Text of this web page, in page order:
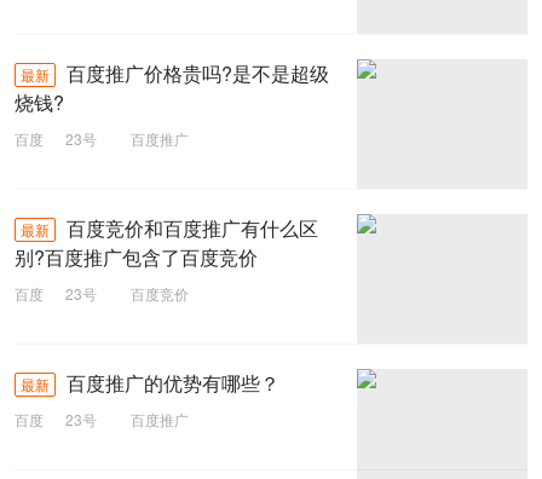
最新
百度推广价格贵吗?是不是超级
烧钱?
百度 23号 百度推广
最新
百度竞价和百度推广有什么区
别?百度推广包含了百度竞价
百度 23号 百度竞价
最新 百度推广的优势有哪些？
百度 23号 百度推广